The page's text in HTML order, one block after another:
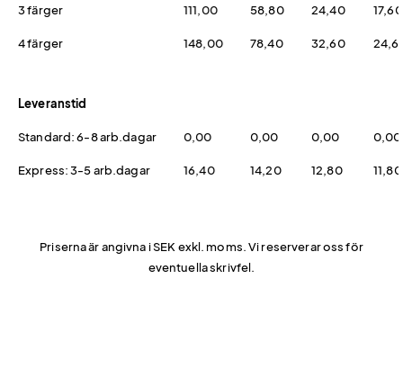
3 färger 111,00 58,80 24,40 17,60
4 färger 148,00 78,40 32,60
Leveranstid
Standard: 6-8 arb.dagar 0,00 0,00 0,00 0,00
Express: 3-5 arb.dagar 16,40 14,20 12,80 11,80
Priserna är angivna i SEK exkl. moms. Vi reserverar oss för
eventuella skrivfel.